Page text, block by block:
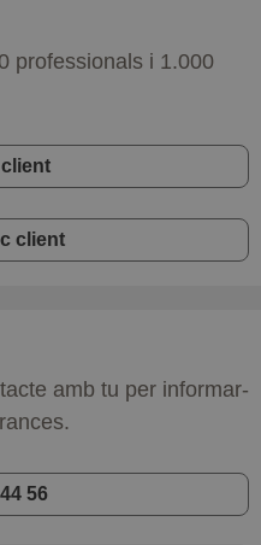
professionals i 1.000
client
amb tu per informar-
56